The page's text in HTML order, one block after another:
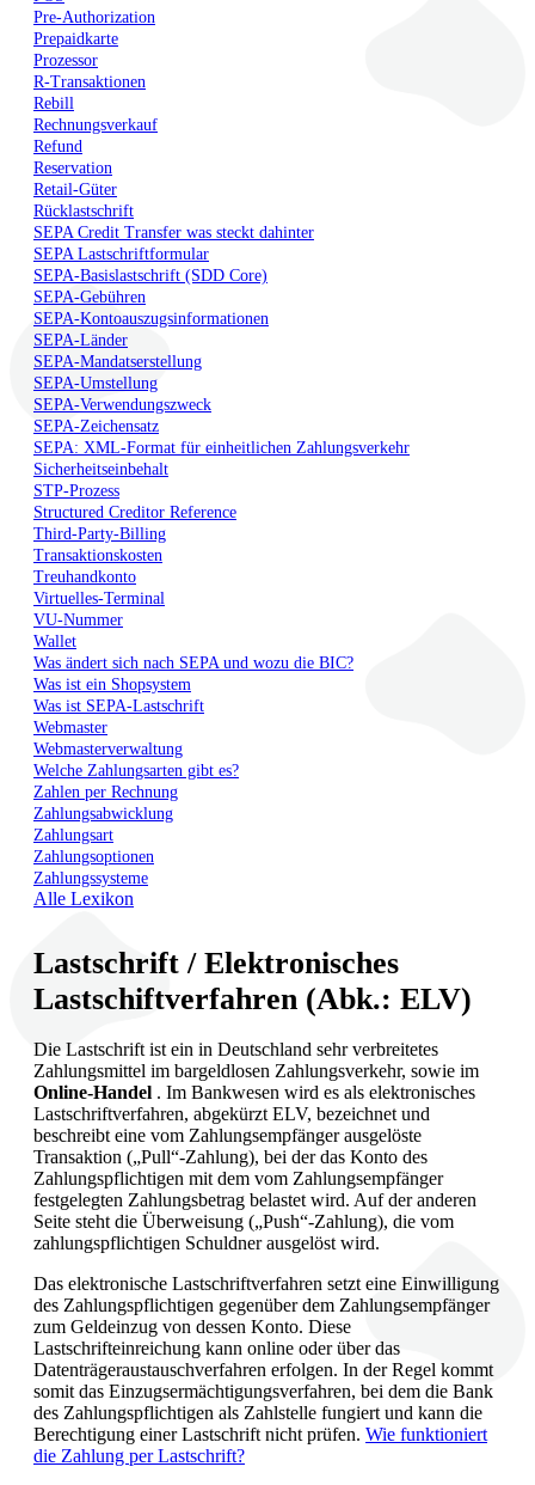
Pre-Authorization
Prepaidkarte
Prozessor
R-Transaktionen
Rebill
Rechnungsverkauf
Refund
Reservation
Retail-Güter
Rücklastschrift
SEPA Credit Transfer was steckt dahinter
SEPA Lastschriftformular
SEPA-Basislastschrift (SDD Core)
SEPA-Gebühren
SEPA-Kontoauszugsinformationen
SEPA-Länder
SEPA-Mandatserstellung
SEPA-Umstellung
SEPA-Verwendungszweck
SEPA-Zeichensatz
SEPA: XML-Format für einheitlichen Zahlungsverkehr
Sicherheitseinbehalt
STP-Prozess
Structured Creditor Reference
Third-Party-Billing
Transaktionskosten
Treuhandkonto
Virtuelles-Terminal
VU-Nummer
Wallet
Was ändert sich nach SEPA und wozu die BIC?
Was ist ein Shopsystem
Was ist SEPA-Lastschrift
Webmaster
Webmasterverwaltung
Welche Zahlungsarten gibt es?
Zahlen per Rechnung
Zahlungsabwicklung
Zahlungsart
Zahlungsoptionen
Zahlungssysteme
Alle Lexikon
Lastschrift / Elektronisches
Lastschiftverfahren (Abk.: ELV)
Die Lastschrift ist ein in Deutschland sehr verbreitetes
Zahlungsmittel im bargeldlosen Zahlungsverkehr, sowie im
Online-Handel . Im Bankwesen wird es als elektronisches
Lastschriftverfahren, abgekürzt ELV, bezeichnet und
beschreibt eine vom Zahlungsempfänger ausgelöste
Transaktion („Pull“-Zahlung), bei der das Konto des
Zahlungspflichtigen mit dem vom Zahlungsempfänger
festgelegten Zahlungsbetrag belastet wird. Auf der anderen
Seite steht die Überweisung („Push“-Zahlung), die vom
zahlungspflichtigen Schuldner ausgelöst wird.
Das elektronische Lastschriftverfahren setzt eine Einwilligung
des Zahlungspflichtigen gegenüber dem Zahlungsempfänger
zum Geldeinzug von dessen Konto. Diese
Lastschrifteinreichung kann online oder über das
Datenträgeraustauschverfahren erfolgen. In der Regel kommt
somit das Einzugsermächtigungsverfahren, bei dem die Bank
des Zahlungspflichtigen als Zahlstelle fungiert und kann die
Berechtigung einer Lastschrift nicht prüfen. Wie funktioniert
die Zahlung per Lastschrift?